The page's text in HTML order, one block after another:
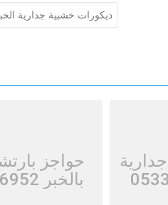
ديكورات خشبية جدارية الخبر
حواجز
بالخبر 0533626952